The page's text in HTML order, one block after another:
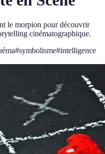
le morpion pour découvrir
cinématographique.
#symbolisme#intelligence